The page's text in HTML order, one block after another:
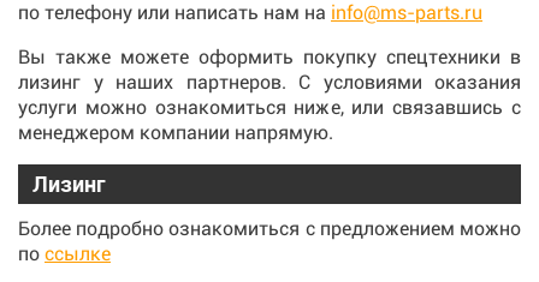
по телефону или написать нам на info@ms-parts.ru
Вы также можете оформить покупку спецтехники в
лизинг у наших партнеров. С условиями оказания
услуги можно ознакомиться ниже, или связавшись с
менеджером компании напрямую.
Лизинг
Более подробно ознакомиться с предложением можно
по ссылке